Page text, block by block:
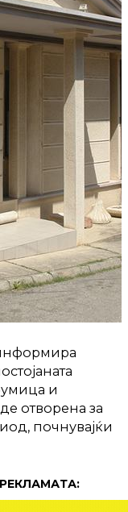
и
отворена за
почнувајќи